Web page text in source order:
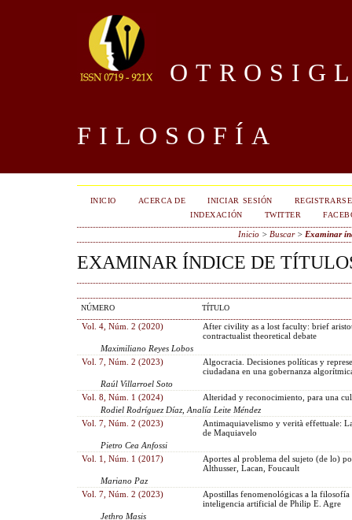
FILOSOFÍA
INICIO ACERCA DE INICIAR SESIÓN
REGISTRARSE
INDEXACIÓN
TWITTER
Inicio> Buscar> Examinar
EXAMINAR ÍNDICE DE
NÚMERO TÍTULO
Vol. 4, Núm. 2 (2020)
After civility as a lost faculty: brief
contractualist theoretical debate
Maximiliano Reyes Lobos
Vol. 7, Núm. 2 (2023)
Algocracia. Decisiones políticas y
ciudadana en una gobernanza
Raúl Villarroel Soto
Vol. 8, Núm. 1 (2024)
Alteridad y reconocimiento, para una
Rodiel Rodríguez Díaz, Analía Leite Méndez
Vol. 7, Núm. 2 (2023)
Antimaquiavelismo y verità effettuale:
de Maquiavelo
Pietro Cea Anfossi
Vol. 1, Núm. 1 (2017)
Aportes al problema del sujeto (de lo)
Althusser, Lacan, Foucault
Mariano Paz
Vol. 7, Núm. 2 (2023)
Apostillas fenomenológicas a la filosofía
inteligencia artificial de Philip E. Agre
Jethro Masis